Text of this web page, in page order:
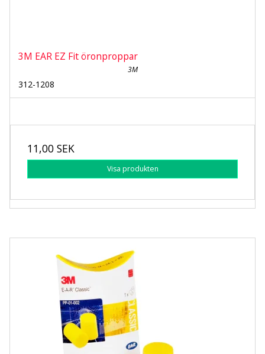
3M EAR EZ Fit öronproppar
3M
312-1208
11,00 SEK
Visa produkten